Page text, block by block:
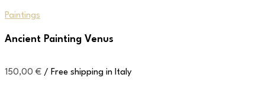
Paintings
Ancient Painting Venus
150,00 € / Free shipping in Italy